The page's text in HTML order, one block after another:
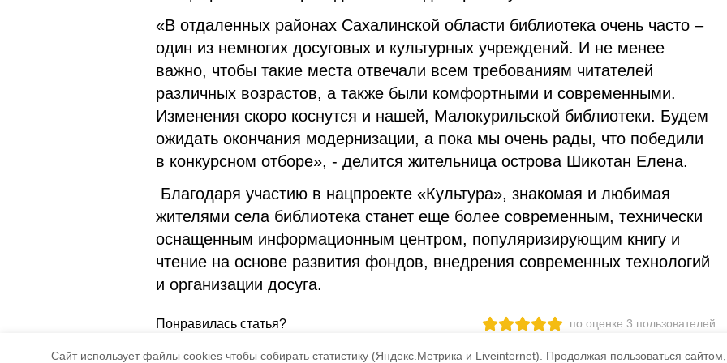
Cайт использует файлы cookies чтобы собирать статистику (Яндекс.Метрика и Liveinternet). Продолжая пользоваться
«В отдаленных районах Сахалинской области библиотека очень часто –
один из немногих досуговых и культурных учреждений. И не менее
важно, чтобы такие места отвечали всем требованиям читателей
различных возрастов, а также были комфортными и современными.
Изменения скоро коснутся и нашей, Малокурильской библиотеки. Будем
ожидать окончания модернизации, а пока мы очень рады, что победили
в конкурсном отборе», - делится жительница острова Шикотан Елена.
Благодаря участию в нацпроекте «Культура», знакомая и любимая
жителями села библиотека станет еще более современным, технически
оснащенным информационным центром, популяризирующим книгу и
чтение на основе развития фондов, внедрения современных технологий
и организации досуга.
Понравилась статья? по оценке 3 пользователей